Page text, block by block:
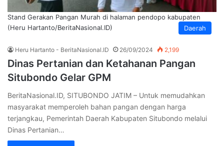
Daerah
Stand Gerakan Pangan Murah di halaman pendopo kabupaten
(Heru Hartanto/BeritaNasional.ID)
Heru Hartanto - BeritaNasional.ID 26/09/2024 2,199
Dinas Pertanian dan Ketahanan Pangan
Situbondo Gelar GPM
BeritaNasional.ID, SITUBONDO JATIM – Untuk memudahkan
masyarakat memperoleh bahan pangan dengan harga
terjangkau, Pemerintah Daerah Kabupaten Situbondo melalui
Dinas Pertanian…